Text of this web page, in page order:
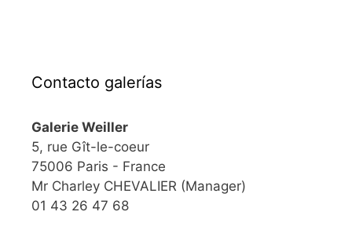
Contacto galerías
Galerie Weiller
5, rue Gît-le-coeur
75006 Paris - France
Mr Charley CHEVALIER (Manager)
01 43 26 47 68